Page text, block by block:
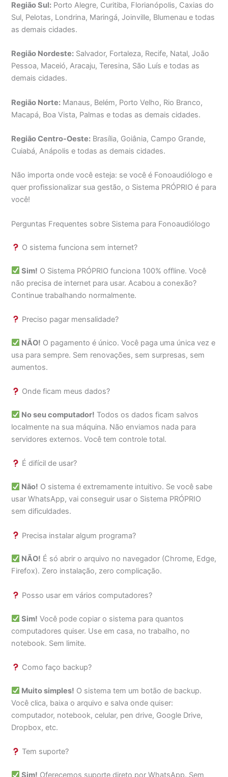
Região Sul: Porto Alegre, Curitiba, Florianópolis, Caxias do
Sul, Pelotas, Londrina, Maringá, Joinville, Blumenau e todas
as demais cidades.
Região Nordeste: Salvador, Fortaleza, Recife, Natal, João
Pessoa, Maceió, Aracaju, Teresina, São Luís e todas as
demais cidades.
Região Norte: Manaus, Belém, Porto Velho, Rio Branco,
Macapá, Boa Vista, Palmas e todas as demais cidades.
Região Centro-Oeste: Brasília, Goiânia, Campo Grande,
Cuiabá, Anápolis e todas as demais cidades.
Não importa onde você esteja: se você é Fonoaudiólogo e
quer profissionalizar sua gestão, o Sistema PRÓPRIO é para
você!
Perguntas Frequentes sobre Sistema para Fonoaudiólogo
O sistema funciona sem internet?
Sim! O Sistema PRÓPRIO funciona 100% offline. Você
não precisa de internet para usar. Acabou a conexão?
Continue trabalhando normalmente.
Preciso pagar mensalidade?
NÃO! O pagamento é único. Você paga uma única vez e
usa para sempre. Sem renovações, sem surpresas, sem
aumentos.
Onde ficam meus dados?
No seu computador! Todos os dados ficam salvos
localmente na sua máquina. Não enviamos nada para
servidores externos. Você tem controle total.
É difícil de usar?
Não! O sistema é extremamente intuitivo. Se você sabe
usar WhatsApp, vai conseguir usar o Sistema PRÓPRIO
sem dificuldades.
Precisa instalar algum programa?
NÃO! É só abrir o arquivo no navegador (Chrome, Edge,
Firefox). Zero instalação, zero complicação.
Posso usar em vários computadores?
Sim! Você pode copiar o sistema para quantos
computadores quiser. Use em casa, no trabalho, no
notebook. Sem limite.
Como faço backup?
Muito simples! O sistema tem um botão de backup.
Você clica, baixa o arquivo e salva onde quiser:
computador, notebook, celular, pen drive, Google Drive,
Dropbox, etc.
Tem suporte?
Sim! Oferecemos suporte direto por WhatsApp. Sem